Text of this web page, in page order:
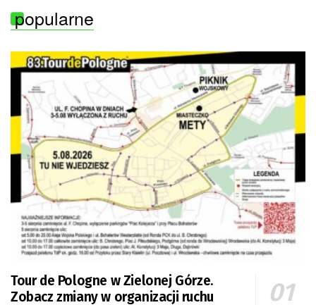
popularne
Tour de Pologne w Zielonej Górze.
Zobacz zmiany w organizacji ruchu